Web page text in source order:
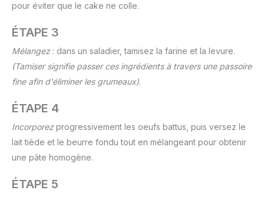
pour éviter que le cake ne colle.
ÉTAPE 3
Mélangez: dans un saladier, tamisez la farine et la levure.
(Tamiser signifie passer ces ingrédients à travers une passoire
fine afin d'éliminer les grumeaux).
ÉTAPE 4
Incorporezprogressivement les oeufs battus, puis versez le
lait tiède et le beurre fondu tout en mélangeant pour obtenir
une pâte homogène.
ÉTAPE 5